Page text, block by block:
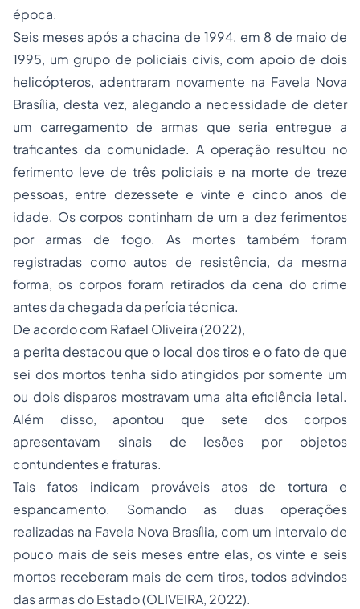
época.
Seis meses após a chacina de 1994, em 8 de maio de
1995, um grupo de policiais civis, com apoio de dois
helicópteros, adentraram novamente na Favela Nova
Brasília, desta vez, alegando a necessidade de deter
um carregamento de armas que seria entregue a
traficantes da comunidade. A operação resultou no
ferimento leve de três policiais e na morte de treze
pessoas, entre dezessete e vinte e cinco anos de
idade. Os corpos continham de um a dez ferimentos
por armas de fogo. As mortes também foram
registradas como autos de resistência, da mesma
forma, os corpos foram retirados da cena do crime
antes da chegada da perícia técnica.
De acordo com Rafael Oliveira (2022),
a perita destacou que o local dos tiros e o fato de que
sei dos mortos tenha sido atingidos por somente um
ou dois disparos mostravam uma alta eficiência letal.
Além disso, apontou que sete dos corpos
apresentavam sinais de lesões por objetos
contundentes e fraturas.
Tais fatos indicam prováveis atos de tortura e
espancamento. Somando as duas operações
realizadas na Favela Nova Brasília, com um intervalo de
pouco mais de seis meses entre elas, os vinte e seis
mortos receberam mais de cem tiros, todos advindos
das armas do Estado (OLIVEIRA, 2022).